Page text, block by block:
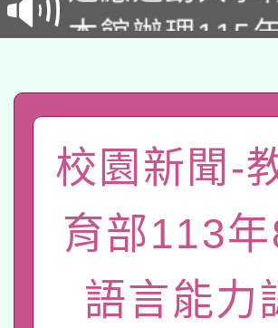
招)
本館辦理115
礎課程
A3數位素養講
「數位內容與
pilot」
薪期間赴陸應
轉知經濟部水
業技術研究
115年8月22
校園新聞-
育部113
語言能力